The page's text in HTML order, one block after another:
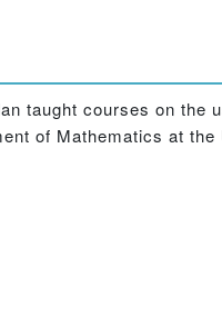
taught courses on the
of Mathematics at